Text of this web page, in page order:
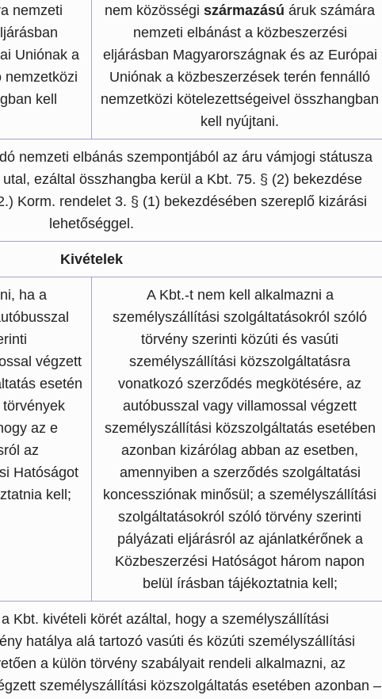
nemzeti
Uniónak a
nemzetközi
kell
nem közösségi származású áruk számára
nemzeti elbánást a közbeszerzési
eljárásban Magyarországnak és az Európai
Uniónak a közbeszerzések terén fennálló
nemzetközi kötelezettségeivel összhangban
kell nyújtani.
nemzeti elbánás szempontjából az áru vámjogi státusza
ezáltal összhangba kerül a Kbt. 75. § (2) bekezdése
Korm. rendelet 3. § (1) bekezdésében szereplő kizárási
lehetőséggel.
Kivételek
ha a
végzett
esetén
az e
az
Hatóságot
kell;
A Kbt.-t nem kell alkalmazni a
személyszállítási szolgáltatásokról szóló
törvény szerinti közúti és vasúti
személyszállítási közszolgáltatásra
vonatkozó szerződés megkötésére, az
autóbusszal vagy villamossal végzett
személyszállítási közszolgáltatás esetében
azonban kizárólag abban az esetben,
amennyiben a szerződés szolgáltatási
koncessziónak minősül; a személyszállítási
szolgáltatásokról szóló törvény szerinti
pályázati eljárásról az ajánlatkérőnek a
Közbeszerzési Hatóságot három napon
belül írásban tájékoztatnia kell;
Kbt. kivételi körét azáltal, hogy a személyszállítási
hatálya alá tartozó vasúti és közúti személyszállítási
a külön törvény szabályait rendeli alkalmazni, az
személyszállítási közszolgáltatás esetében azonban –